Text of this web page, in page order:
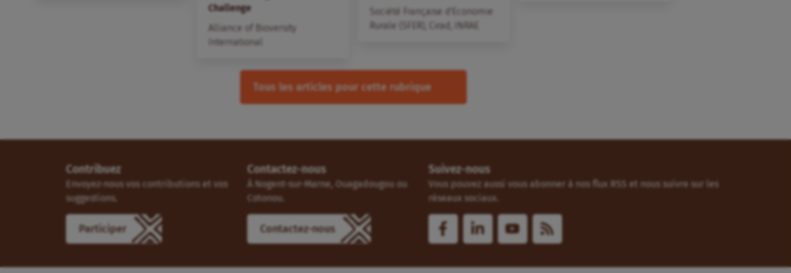
Société Française d'Economie
Rurale (SFER)
Cirad INRAE
Challenge
Alliance of Bioversity
International
Tous les articles pour cette rubrique
Contribuez
Envoyez-nous vos contributions et vos
suggestions.
Participer
Contactez-nous
À Nogent-sur-Marne, Ouagadougou ou
Cotonou.
Contactez-nous
Suivez-nous
Vous pouvez aussi vous abonner à nos flux RSS et nous suivre sur les
réseaux sociaux.